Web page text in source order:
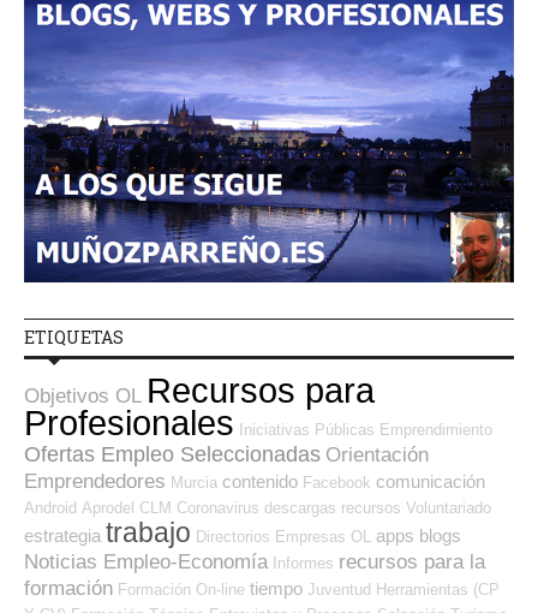
ETIQUETAS
Objetivos OL Recursos para
Profesionales Iniciativas Públicas Emprendimiento
Ofertas Empleo Seleccionadas Orientación
Emprendedores Murcia contenido Facebook comunicación
Android Aprodel CLM Coronavirus descargas recursos Voluntariado
estrategia trabajo Directorios Empresas OL apps blogs
Noticias Empleo-Economía Informes recursos para la
formación Formación On-line tiempo Juventud Herramientas (CP